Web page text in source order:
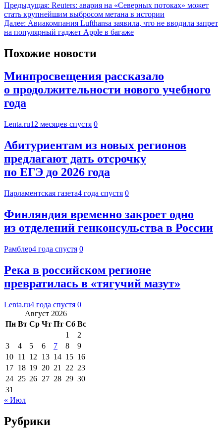
Предыдущая: Reuters: авария на «Северных потоках» может
стать крупнейшим выбросом метана в истории
Далее: Авиакомпания Lufthansa заявила, что не вводила запрет
на популярный гаджет Apple в багаже
Похожие новости
Минпросвещения рассказало
о продолжительности нового учебного
года
Lenta.ru12 месяцев спустя 0
Абитуриентам из новых регионов
предлагают дать отсрочку
по ЕГЭ до 2026 года
Парламентская газета4 года спустя 0
Финляндия временно закроет одно
из отделений генконсульства в России
Рамблер4 года спустя 0
Река в российском регионе
превратилась в «тягучий мазут»
Lenta.ru4 года спустя 0
Август 2026
Пн Вт Ср Чт Пт Сб Вс
1
2
3
4 5 6 7 8
9
10 11 12 13 14 15 16
17 18 19 20 21 22 23
24 25 26 27 28 29 30
31
« Июл
Рубрики